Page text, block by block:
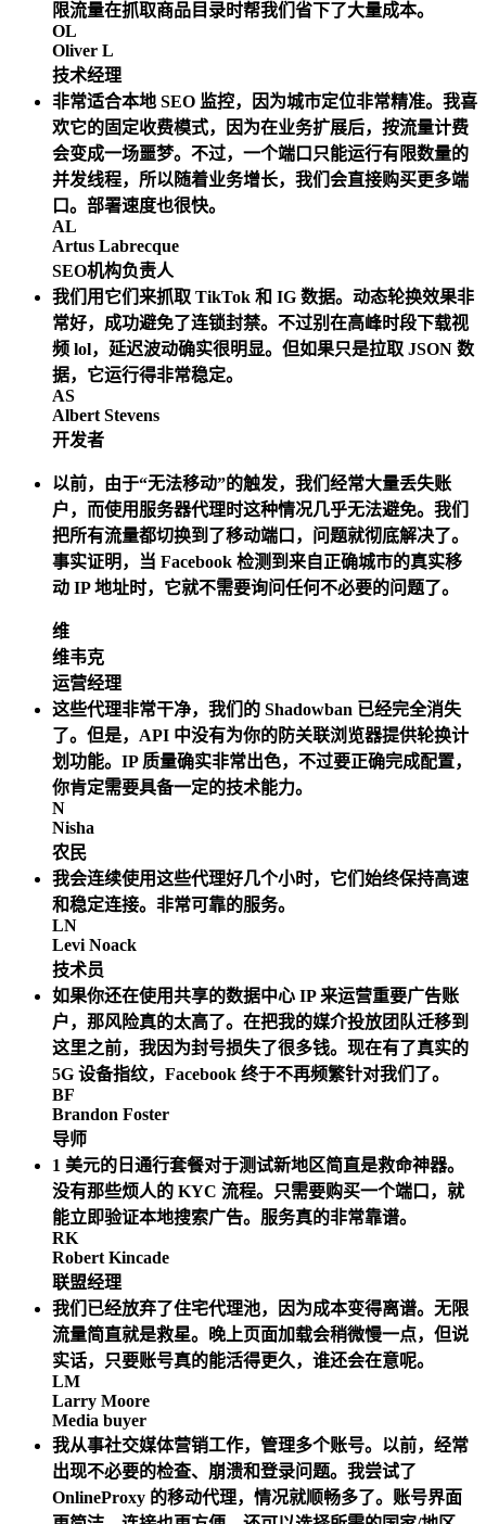
限流量在抓取商品目录时帮我们省下了大量成本。
OL
Oliver L
技术经理
非常适合本地 SEO 监控，因为城市定位非常精准。我喜
欢它的固定收费模式，因为在业务扩展后，按流量计费
会变成一场噩梦。不过，一个端口只能运行有限数量的
并发线程，所以随着业务增长，我们会直接购买更多端
口。部署速度也很快。
AL
Artus Labrecque
SEO机构负责人
我们用它们来抓取 TikTok 和 IG 数据。动态轮换效果非
常好，成功避免了连锁封禁。不过别在高峰时段下载视
频 lol，延迟波动确实很明显。但如果只是拉取 JSON 数
据，它运行得非常稳定。
AS
Albert Stevens
开发者
以前，由于“无法移动”的触发，我们经常大量丢失账
户，而使用服务器代理时这种情况几乎无法避免。我们
把所有流量都切换到了移动端口，问题就彻底解决了。
事实证明，当 Facebook 检测到来自正确城市的真实移
动 IP 地址时，它就不需要询问任何不必要的问题了。
维
维韦克
运营经理
这些代理非常干净，我们的 Shadowban 已经完全消失
了。但是，API 中没有为你的防关联浏览器提供轮换计
划功能。IP 质量确实非常出色，不过要正确完成配置，
你肯定需要具备一定的技术能力。
N
Nisha
农民
我会连续使用这些代理好几个小时，它们始终保持高速
和稳定连接。非常可靠的服务。
LN
Levi Noack
技术员
如果你还在使用共享的数据中心 IP 来运营重要广告账
户，那风险真的太高了。在把我的媒介投放团队迁移到
这里之前，我因为封号损失了很多钱。现在有了真实的
5G 设备指纹，Facebook 终于不再频繁针对我们了。
BF
Brandon Foster
导师
1 美元的日通行套餐对于测试新地区简直是救命神器。
没有那些烦人的 KYC 流程。只需要购买一个端口，就
能立即验证本地搜索广告。服务真的非常靠谱。
RK
Robert Kincade
联盟经理
我们已经放弃了住宅代理池，因为成本变得离谱。无限
流量简直就是救星。晚上页面加载会稍微慢一点，但说
实话，只要账号真的能活得更久，谁还会在意呢。
LM
Larry Moore
Media buyer
我从事社交媒体营销工作，管理多个账号。以前，经常
出现不必要的检查、崩溃和登录问题。我尝试了
OnlineProxy 的移动代理，情况就顺畅多了。账号界面